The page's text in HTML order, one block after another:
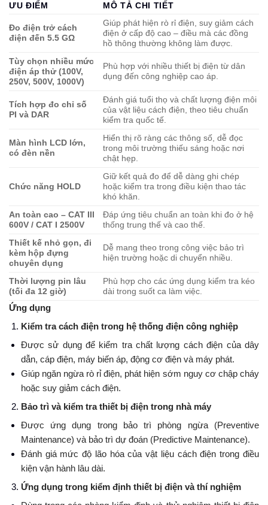
ƯU ĐIỂM MÔ TẢ CHI TIẾT
Đo điện trở cách
điện đến 5.5 GΩ
Giúp phát hiện rò rỉ điện, suy giảm cách
điện ở cấp độ cao – điều mà các đồng
hồ thông thường không làm được.
Tùy chọn nhiều mức
điện áp thử (100V,
250V, 500V, 1000V)
Phù hợp với nhiều thiết bị điện từ dân
dụng đến công nghiệp cao áp.
Tích hợp đo chỉ số
PI và DAR
Đánh giá tuổi thọ và chất lượng điện môi
của vật liệu cách điện, theo tiêu chuẩn
kiểm tra quốc tế.
Màn hình LCD lớn,
có đèn nền
Hiển thị rõ ràng các thông số, dễ đọc
trong môi trường thiếu sáng hoặc nơi
chật hẹp.
Chức năng HOLD
Giữ kết quả đo để dễ dàng ghi chép
hoặc kiểm tra trong điều kiện thao tác
khó khăn.
An toàn cao – CAT III
600V / CAT I 2500V
Đáp ứng tiêu chuẩn an toàn khi đo ở hệ
thống trung thế và cao thế.
Thiết kế nhỏ gọn, đi
kèm hộp đựng
chuyên dụng
Dễ mang theo trong công việc bảo trì
hiện trường hoặc di chuyển nhiều.
Thời lượng pin lâu
(tối đa 12 giờ)
Phù hợp cho các ứng dụng kiểm tra kéo
dài trong suốt ca làm việc.
Ứng dụng
Kiểm tra cách điện trong hệ thống điện công nghiệp
Được sử dụng để kiểm tra chất lượng cách điện của dây
dẫn, cáp điện, máy biến áp, động cơ điện và máy phát.
Giúp ngăn ngừa rò rỉ điện, phát hiện sớm nguy cơ chập cháy
hoặc suy giảm cách điện.
Bảo trì và kiểm tra thiết bị điện trong nhà máy
Được ứng dụng trong bảo trì phòng ngừa (Preventive
Maintenance) và bảo trì dự đoán (Predictive Maintenance).
Đánh giá mức độ lão hóa của vật liệu cách điện trong điều
kiện vận hành lâu dài.
Ứng dụng trong kiểm định thiết bị điện và thí nghiệm